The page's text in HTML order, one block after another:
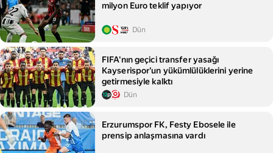
milyon Euro teklif yapıyor
Dün
FIFA'nın geçici transfer yasağı
Kayserispor'un yükümlülüklerini yerine
getirmesiyle kalktı
Dün
Erzurumspor FK, Festy Ebosele ile
prensip anlaşmasına vardı